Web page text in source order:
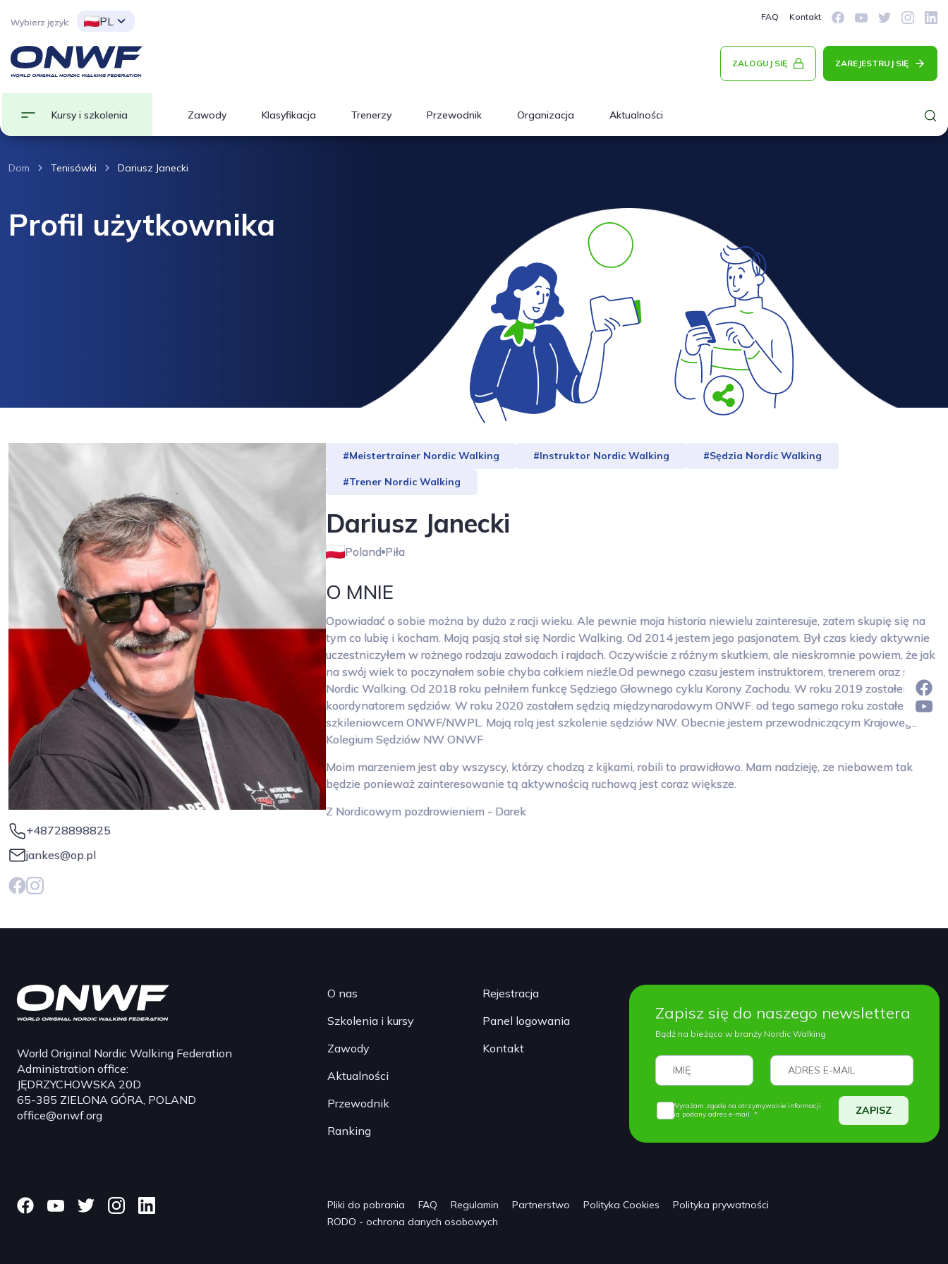
Wybierz język: PL FAQ Kontakt
ZALOGUJ SIĘ ZAREJESTRUJ SIĘ
Kursy i szkolenia Zawody Klasyfikacja Trenerzy Przewodnik Organizacja Aktualności
Dom Tenisówki Dariusz Janecki
Profil użytkownika
+48728898825
jankes@op.pl
#Meistertrainer Nordic Walking #Instruktor Nordic Walking #Sędzia Nordic Walking
#Trener Nordic Walking
Dariusz Janecki
Poland Piła
O MNIE
Opowiadać o sobie można by dużo z racji wieku. Ale pewnie moja historia niewielu zainteresuje, zatem skupię się na
tym co lubię i kocham. Moją pasją stał się Nordic Walking. Od 2014 jestem jego pasjonatem. Był czas kiedy aktywnie
uczestniczyłem w rożnego rodzaju zawodach i rajdach. Oczywiście z różnym skutkiem, ale nieskromnie powiem, że jak
na swój wiek to poczynałem sobie chyba całkiem nieźle.Od pewnego czasu jestem instruktorem, trenerem oraz sędzią
Nordic Walking. Od 2018 roku pełniłem funkcę Sędziego Głownego cyklu Korony Zachodu. W roku 2019 zostałem
koordynatorem sędziów. W roku 2020 zostałem sędzią międzynarodowym ONWF. od tego samego roku zostałem
szkileniowcem ONWF/NWPL. Moją rolą jest szkolenie sędziów NW. Obecnie jestem przewodniczącym Krajowego
Kolegium Sędziów NW ONWF
Moim marzeniem jest aby wszyscy, którzy chodzą z kijkami, robili to prawidłowo. Mam nadzieję, ze niebawem tak
będzie ponieważ zainteresowanie tą aktywnością ruchową jest coraz większe.
Z Nordicowym pozdrowieniem - Darek
World Original Nordic Walking Federation
Administration office:
JĘDRZYCHOWSKA 20D
65-385 ZIELONA GÓRA, POLAND
office@onwf.org
O nas
Szkolenia i kursy
Zawody
Aktualności
Przewodnik
Ranking
Rejestracja
Panel logowania
Kontakt
Zapisz się do naszego newslettera
Bądź na bieżąco w branży Nordic Walking
Wyrażam zgodę na otrzymywanie informacji
na podany adres e-mail. *
ZAPISZ
Pliki do pobrania FAQ Regulamin Partnerstwo Polityka Cookies
Polityka prywatności
RODO - ochrona danych osobowych